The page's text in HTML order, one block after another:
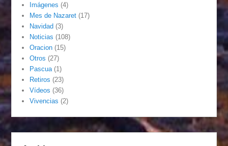
Imágenes (4)
Mes de Nazaret (17)
Navidad (3)
Noticias (108)
Oracion (15)
Otros (27)
Pascua (1)
Retiros (23)
Vídeos (36)
Vivencias (2)